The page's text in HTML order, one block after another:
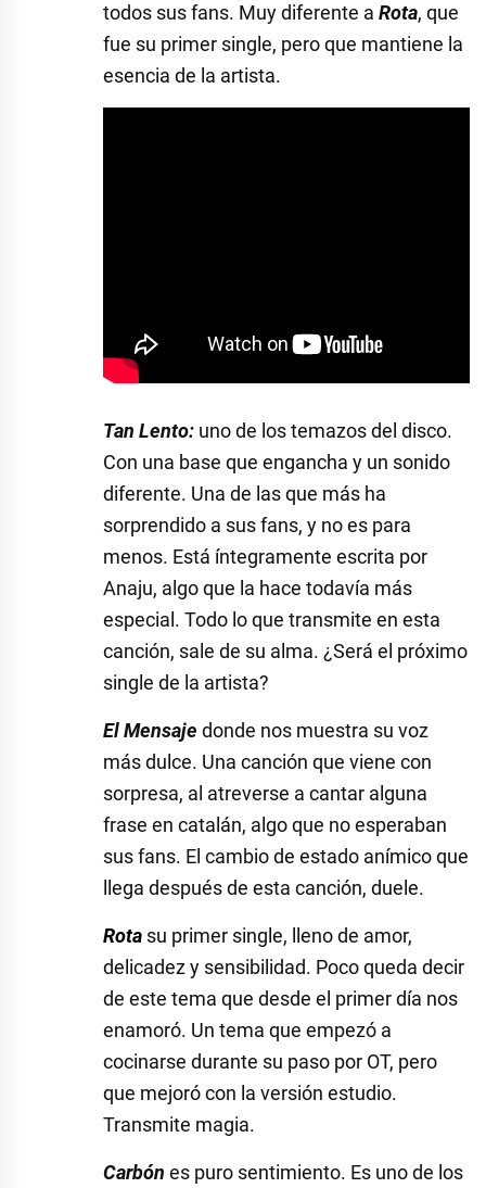
todos sus fans. Muy diferente a Rota, que
fue su primer single, pero que mantiene la
esencia de la artista.
Tan Lento: uno de los temazos del disco.
Con una base que engancha y un sonido
diferente. Una de las que más ha
sorprendido a sus fans, y no es para
menos. Está íntegramente escrita por
Anaju, algo que la hace todavía más
especial. Todo lo que transmite en esta
canción, sale de su alma. ¿Será el próximo
single de la artista?
El Mensaje donde nos muestra su voz
más dulce. Una canción que viene con
sorpresa, al atreverse a cantar alguna
frase en catalán, algo que no esperaban
sus fans. El cambio de estado anímico que
llega después de esta canción, duele.
Rota su primer single, lleno de amor,
delicadez y sensibilidad. Poco queda decir
de este tema que desde el primer día nos
enamoró. Un tema que empezó a
cocinarse durante su paso por OT, pero
que mejoró con la versión estudio.
Transmite magia.
Carbón es puro sentimiento. Es uno de los